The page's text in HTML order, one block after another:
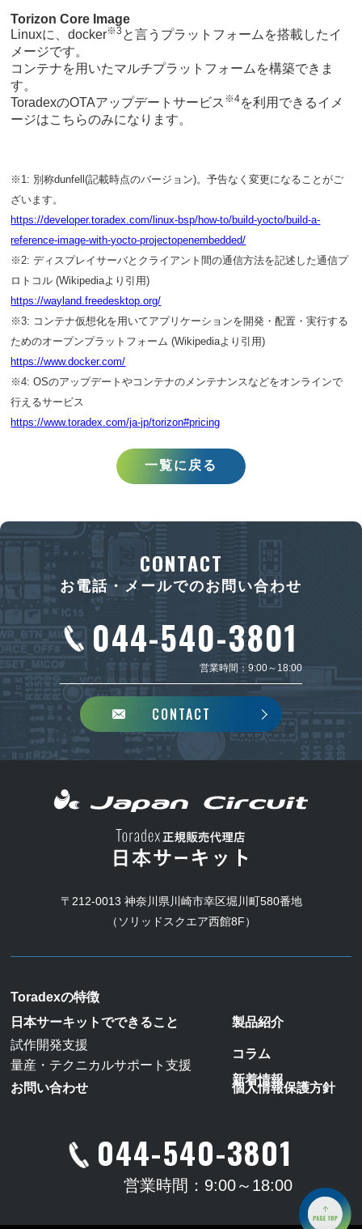
Torizon Core Image
Linuxに、docker※3 と言うプラットフォームを搭載したイ
メージです。
コンテナを用いたマルチプラットフォームを構築できま
す。
ToradexのOTAアップデートサービス ※4を利用できるイメ
ージはこちらのみになります。
※1: 別称dunfell(記載時点のバージョン)。予告なく変更になることがご
ざいます。
https://developer.toradex.com/linux-bsp/how-to/build-yocto/build-a-
reference-image-with-yocto-projectopenembedded/
※2: ディスプレイサーバとクライアント間の通信方法を記述した通信プ
ロトコル (Wikipediaより引用)
https://wayland.freedesktop.org/
※3: コンテナ仮想化を用いてアプリケーションを開発・配置・実行する
ためのオープンプラットフォーム (Wikipediaより引用)
https://www.docker.com/
※4: OSのアップデートやコンテナのメンテナンスなどをオンラインで
行えるサービス
https://www.toradex.com/ja-jp/torizon#pricing
一覧に戻る
CONTACT
お電話・メールでのお問い合わせ
044-540-3801
営業時間：9:00～18:00
CONTACT
〒212-0013 神奈川県川崎市幸区堀川町580番地
（ソリッドスクエア西館8F）
Toradexの特徴
日本サーキットでできること
試作開発支援
量産・テクニカルサポート支援
製品紹介
コラム
新着情報
お問い合わせ 個人情報保護方針
044-540-3801
営業時間：9:00～18:00